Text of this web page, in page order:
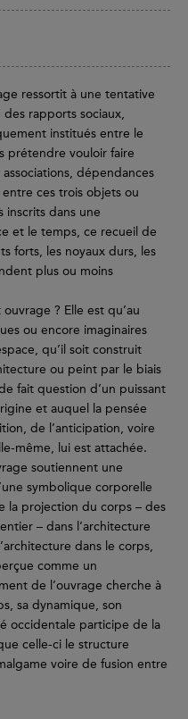
ressortit à une tentative
rapports sociaux,
institués entre le
prétendre vouloir faire
dépendances
ces trois objets ou
inscrits dans une
et le temps, ce recueil de
forts, les noyaux durs, les
plus ou moins
? Elle est qu’au
ou encore imaginaires
qu’il soit construit
ou peint par le biais
fait question d’un puissant
et auquel la pensée
de l’anticipation, voire
même, lui est attachée.
soutiennent une
symbolique corporelle
la projection du corps – des
– dans l’architecture
dans le corps,
comme un
de l’ouvrage cherche à
sa dynamique, son
occidentale participe de la
celle-ci le structure
voire de fusion entre